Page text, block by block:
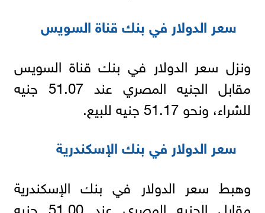
سعر الدولار في بنك قناة السويس
ونزل سعر الدولار في بنك قناة السويس
مقابل الجنيه المصري عند 51.07 جنيه
للشراء، ونحو 51.17 جنيه للبيع.
سعر الدولار في بنك الإسكندرية
وهبط سعر الدولار في بنك الإسكندرية
مقابل الجنيه المصري عند 51.00 جنيه